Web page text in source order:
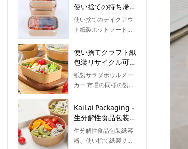
上高は、企業が新しい
的障壁を確立および強
化するのに役立ちま
は長期間にわたって強
力な競争力を維持でき
ます。さらに、この製
品は画期的なイノベー
クノロジーは、市場の
需要をよりよく満たす
ために適用されます。
使い捨ての持ち帰り
用の紙の温かい食べ
物の容器プラスチッ
ラダボウル
使い捨てのテイクアウ
ト紙製ホットフード容
蓋が付いた長方形の紙
ボウルは、さまざまな
ざまな用途があり、さ
まざまな顧客のさまざ
ます。また、簡潔な構
造と高品質を設計原則
としています。
使い捨てクラフト紙
包装リサイクル可能
な長方形ラウンドコ
ーナーテイクアウト
紙製サラダボウルメー
カー 市場の同様の製品
質、外観などの点で比
類のない優れた利点が
を得ています。KaiLai
Packagingは過去の製
KaiLai Packaging -
生分解性食品包装紙
容器使い捨て紙サラ
ダボウル caja
生分解性食品包装紙容
器、使い捨て紙製サラ